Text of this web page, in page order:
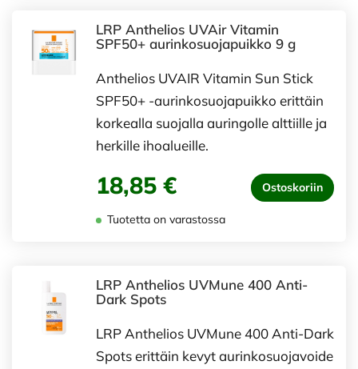
LRP Anthelios UVAir Vitamin
SPF50+ aurinkosuojapuikko 9 g
Anthelios UVAIR Vitamin Sun Stick
SPF50+​ -aurinkosuojapuikko erittäin
korkealla suojalla auringolle alttiille ja
herkille ihoalueille.
18,85 € Ostoskoriin
Tuotetta on varastossa
LRP Anthelios UVMune 400 Anti-
Dark Spots
LRP Anthelios UVMune 400 Anti-Dark
Spots erittäin kevyt aurinkosuojavoide